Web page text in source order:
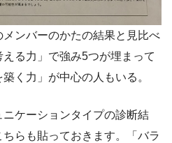
ンバーのかたの結果と見比べ
る力」で強み5つが埋まって
く力」が中心の人もいる。
ケーションタイプの診断結
らも貼っておきます。「バラ